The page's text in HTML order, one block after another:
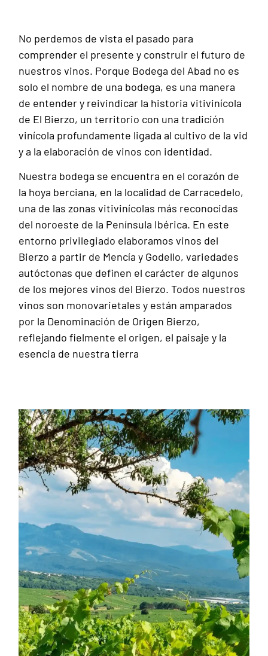
No perdemos de vista el pasado para
comprender el presente y construir el futuro de
nuestros vinos. Porque Bodega del Abad no es
solo el nombre de una bodega, es una manera
de entender y reivindicar la historia vitivinícola
de El Bierzo, un territorio con una tradición
vinícola profundamente ligada al cultivo de la vid
y a la elaboración de vinos con identidad.
Nuestra bodega se encuentra en el corazón de
la hoya berciana, en la localidad de Carracedelo,
una de las zonas vitivinícolas más reconocidas
del noroeste de la Península Ibérica. En este
entorno privilegiado elaboramos vinos del
Bierzo a partir de Mencía y Godello, variedades
autóctonas que definen el carácter de algunos
de los mejores vinos del Bierzo. Todos nuestros
vinos son monovarietales y están amparados
por la Denominación de Origen Bierzo,
reflejando fielmente el origen, el paisaje y la
esencia de nuestra tierra
Nuestra bodega Ver video